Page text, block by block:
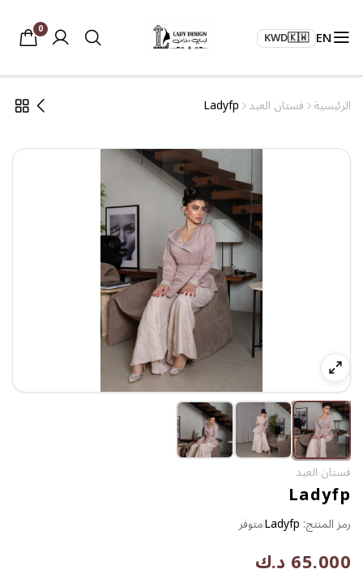
EN
🇰🇼
KWD
0
الرئيسية فستان العيد Ladyfp
فستان العيد
Ladyfp
رمز المنتج: Ladyfpمتوفر
65.000 د.ك